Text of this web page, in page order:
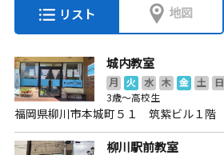
リスト 地図
城内教室
月 火 水 木 金 土
日
3歳～高校生
福岡県柳川市本城町５１ 筑紫ビル１階
柳川駅前教室